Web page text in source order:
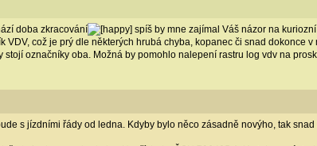
doba zkracování
spíš by mne zajímal Váš názor na
VDV, což je prý dle některých hrubá chyba, kopanec či snad dokonce
označníky oba. Možná by pomohlo nalepení rastru log vdv na
s jízdními řády od ledna. Kdyby bylo něco zásadně novýho, tak